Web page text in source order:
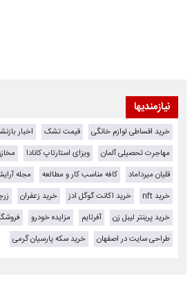
نیازمندیها
خرید اقساطی لوازم خانگی قیمت تشک
اخبار
مهاجرت تحصیلی آلمان
ویزای استارتاپ کانادا
قلیان میرداماد
کافه مناسب کار و مطالعه مجله
خرید nft
خرید اکانت گوگل ادز خرید زعفران
خرید پرینتر لیبل زن
آفرتایم مزایده خودرو
طراحی سایت در اصفهان
خرید سکه پارسیان گرمی